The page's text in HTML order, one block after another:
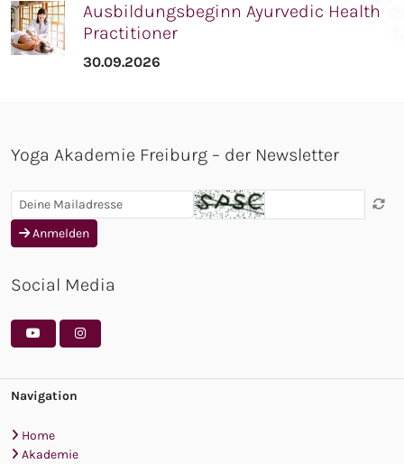
Ausbildungsbeginn Ayurvedic Health
Practitioner
30.09.2026
Yoga Akademie Freiburg – der Newsletter
Anmelden
Social Media
Navigation
Home
Akademie